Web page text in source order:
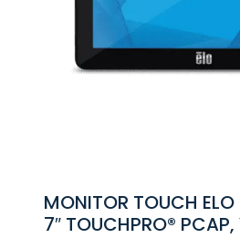
MONITOR TOUCH
7″ TOUCHPRO®